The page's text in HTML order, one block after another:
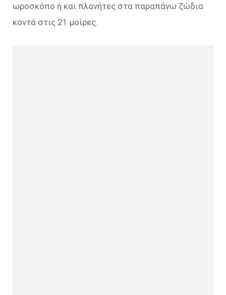
ωροσκόπο ή και πλανήτες στα παραπάνω ζώδια
κοντά στις 21 μοίρες.